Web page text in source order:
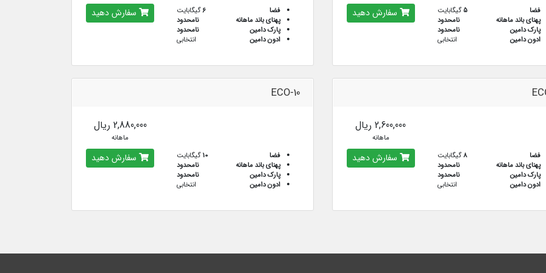
5گیگابایت
فضا
نامحدود
پهنای باند ماهانه
نامحدود
پارک دامین
انتخابی
ادون دامین
سفارش دهید 6گیگابایت
فضا
نامحدود
پهنای باند ماهانه
نامحدود
پارک دامین
انتخابی
ادون دامین
سفارش دهید
8گیگابایت
فضا
نامحدود
پهنای باند ماهانه
نامحدود
پارک دامین
انتخابی
ادون دامین
2,600,000 ریال
ماهانه
سفارش دهید
ECO-10
10گیگابایت
فضا
نامحدود
پهنای باند ماهانه
نامحدود
پارک دامین
انتخابی
ادون دامین
2,880,000 ریال
ماهانه
سفارش دهید